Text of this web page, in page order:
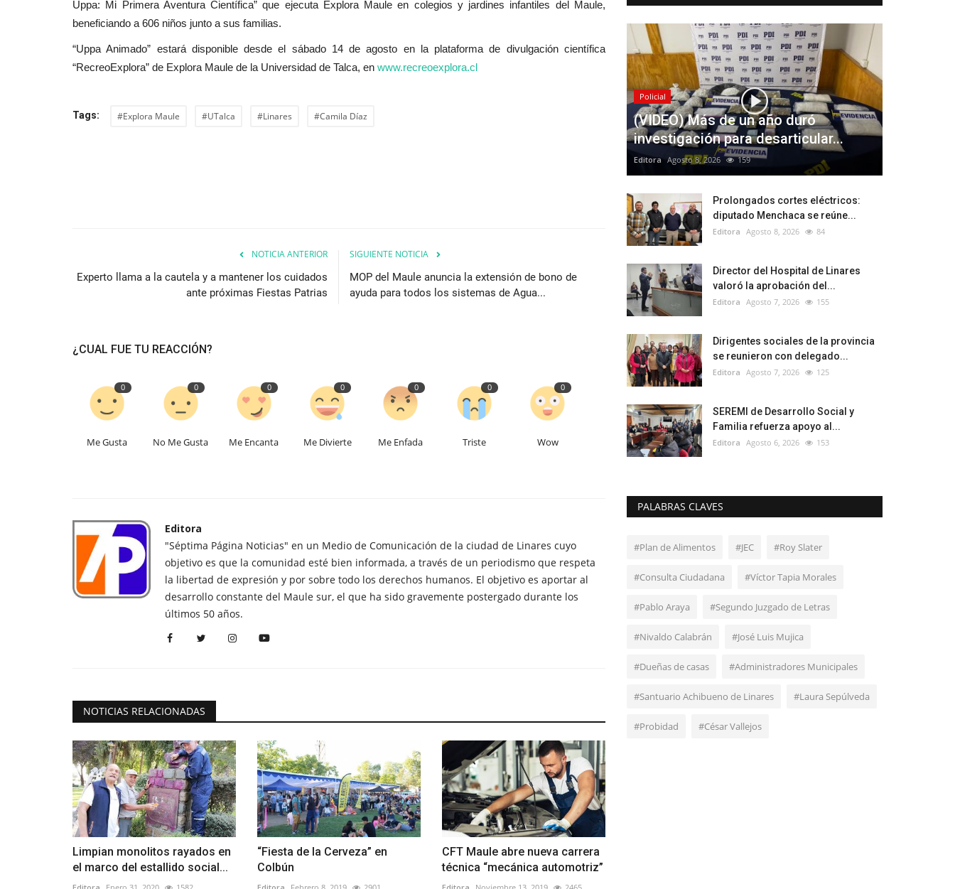
Uppa: Mi Primera Aventura Científica” que ejecuta Explora Maule en colegios y jardines infantiles del Maule,
beneficiando a 606 niños junto a sus familias.
“Uppa Animado” estará disponible desde el sábado 14 de agosto en la plataforma de divulgación científica
“RecreoExplora” de Explora Maule de la Universidad de Talca, en www.recreoexplora.cl
Tags: #Explora Maule #UTalca #Linares #Camila Díaz
NOTICIA ANTERIOR
Experto llama a la cautela y a mantener los cuidados
ante próximas Fiestas Patrias
SIGUIENTE NOTICIA
MOP del Maule anuncia la extensión de bono de
ayuda para todos los sistemas de Agua...
¿CUAL FUE TU REACCIÓN?
0
Me Gusta
0
No Me Gusta
0
Me Encanta
0
Me Divierte
0
Me Enfada
0
Triste
0
Wow
Editora
"Séptima Página Noticias" en un Medio de Comunicación de la ciudad de Linares cuyo
objetivo es que la comunidad esté bien informada, a través de un periodismo que respeta
la libertad de expresión y por sobre todo los derechos humanos. El objetivo es aportar al
desarrollo constante del Maule sur, el que ha sido gravemente postergado durante los
últimos 50 años.
NOTICIAS RELACIONADAS
Limpian monolitos rayados en
el marco del estallido social...
“Fiesta de la Cerveza” en
Colbún
CFT Maule abre nueva carrera
técnica “mecánica automotriz”
Policial
(VIDEO) Más de un año duró
investigación para desarticular...
Editora Agosto 8, 2026 159
Prolongados cortes eléctricos:
diputado Menchaca se reúne...
Editora Agosto 8, 2026 84
Director del Hospital de Linares
valoró la aprobación del...
Editora Agosto 7, 2026 155
Dirigentes sociales de la provincia
se reunieron con delegado...
Editora Agosto 7, 2026 125
SEREMI de Desarrollo Social y
Familia refuerza apoyo al...
Editora Agosto 6, 2026 153
PALABRAS CLAVES
#Plan de Alimentos #JEC #Roy Slater
#Consulta Ciudadana #Víctor Tapia Morales
#Pablo Araya #Segundo Juzgado de Letras
#Nivaldo Calabrán #José Luis Mujica
#Dueñas de casas #Administradores Municipales
#Santuario Achibueno de Linares #Laura Sepúlveda
#Probidad #César Vallejos